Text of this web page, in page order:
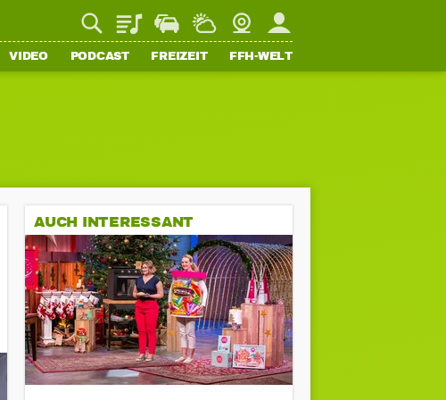
PlaylistStaupilotWetterWebcamMein FFH
VIDEO PODCAST FREIZEIT FFH-WELT
AUCH INTERESSANT